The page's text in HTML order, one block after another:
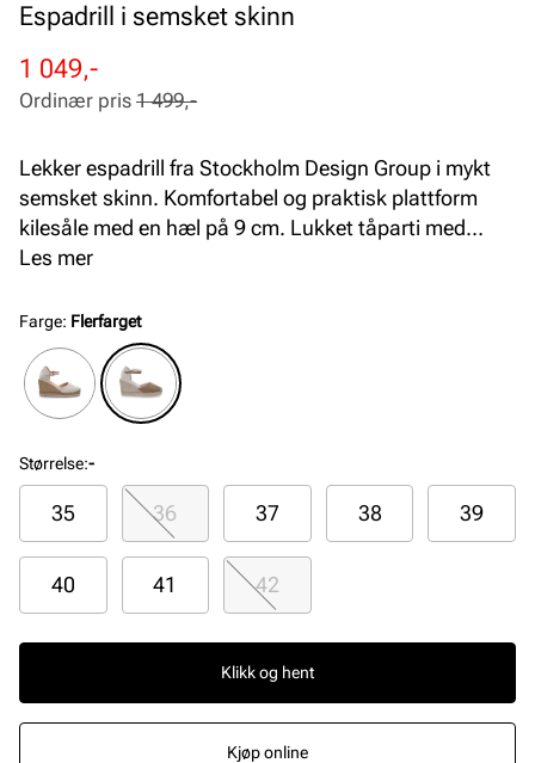
Espadrill i semsket skinn
Rabattert
pris
1 049,-
Ordinær
pris
Ordinær pris 1 499,-
Lekker espadrill fra Stockholm Design Group i mykt
semsket skinn. Komfortabel og praktisk plattform
kilesåle med en hæl på 9 cm. Lukket tåparti med
justerbar reim rundt ankelen, noe som gjør skoen
pent på foten. Håndlaget i Spania med premium
materialer.
Les mer
Farge: Flerfarget
Størrelse:-
35 36 37 38 39
40 41 42
Klikk og hent
Kjøp online